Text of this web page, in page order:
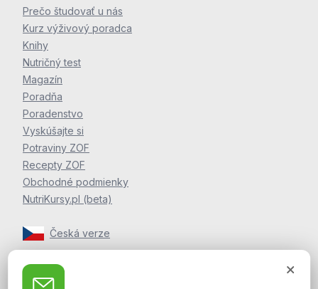
Prečo študovať u nás
Kurz výživový poradca
Knihy
Nutričný test
Magazín
Poradňa
Poradenstvo
Vyskúšajte si
Potraviny ZOF
Recepty ZOF
Obchodné podmienky
NutriKursy.pl (beta)
Česká verze